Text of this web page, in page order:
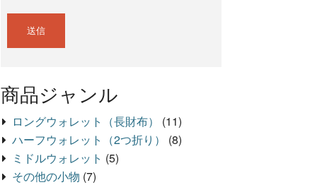
商品ジャンル
ロングウォレット（長財布）
(11)
ハーフウォレット（2つ折り）
(8)
ミドルウォレット (5)
その他の小物 (7)